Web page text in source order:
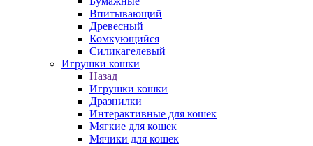
Впитывающий
Древесный
Комкующийся
Силикагелевый
Игрушки кошки
Назад
Игрушки кошки
Дразнилки
Интерактивные для кошек
Мягкие для кошек
Мячики для кошек